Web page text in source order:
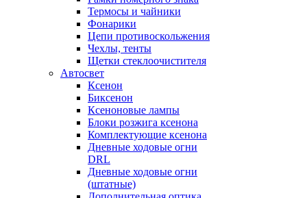
Термосы и чайники
Фонарики
Цепи противоскольжения
Чехлы, тенты
Щетки стеклоочистителя
Автосвет
Ксенон
Биксенон
Ксеноновые лампы
Блоки розжига ксенона
Комплектующие ксенона
Дневные ходовые огни
DRL
Дневные ходовые огни
(штатные)